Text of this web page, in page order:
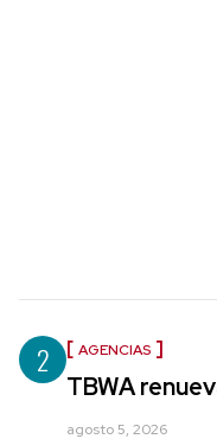
2 AGENCIAS
TBWA
agosto 5, 2026